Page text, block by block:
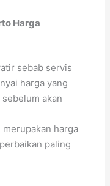
Harga
sebab servis
harga yang
akan
harga
paling